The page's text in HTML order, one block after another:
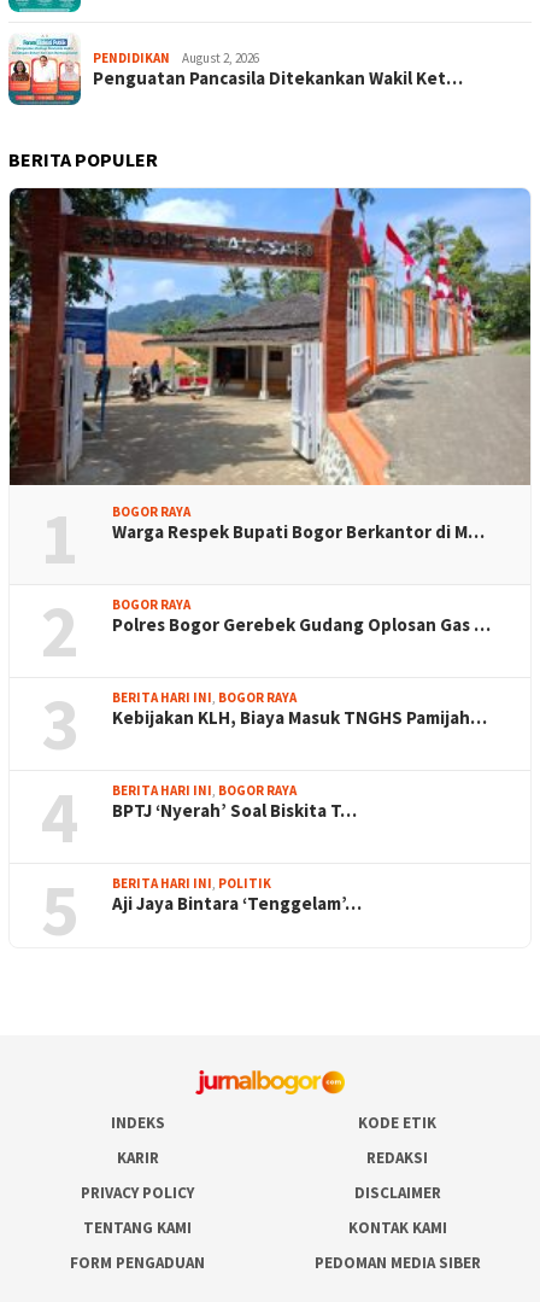
PENDIDIKAN August 2, 2026
Penguatan Pancasila Ditekankan Wakil Ket…
BERITA POPULER
1 BOGOR RAYA
Warga Respek Bupati Bogor Berkantor di M…
2 BOGOR RAYA
Polres Bogor Gerebek Gudang Oplosan Gas …
3 BERITA HARI INI, BOGOR RAYA
Kebijakan KLH, Biaya Masuk TNGHS Pamijah…
4 BERITA HARI INI, BOGOR RAYA
BPTJ ‘Nyerah’ Soal Biskita T…
5 BERITA HARI INI, POLITIK
Aji Jaya Bintara ‘Tenggelam’…
INDEKS
KODE ETIK
KARIR
REDAKSI
PRIVACY POLICY
DISCLAIMER
TENTANG KAMI
KONTAK KAMI
FORM PENGADUAN
PEDOMAN MEDIA SIBER